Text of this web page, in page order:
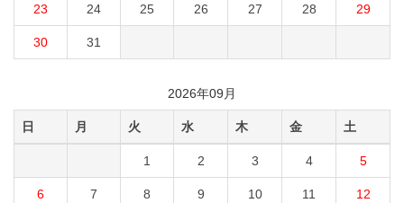
23 24 25 26 27 28 29
30 31
2026年09月
日 月 火 水 木 金 土
1 2 3 4 5
6 7 8 9 10 11 12